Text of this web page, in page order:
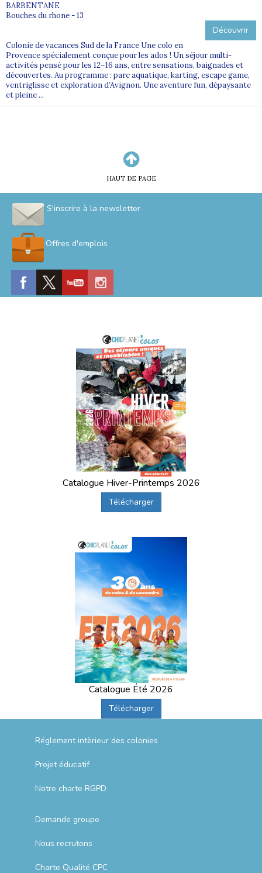
BARBENTANE
Bouches du rhone - 13
Découvrir
Colonie de vacances Sud de la France Une colo en
Provence spécialement conçue pour les ados ! Un séjour multi-
activités pensé pour les 12–16 ans, entre sensations, baignades et
découvertes. Au programme : parc aquatique, karting, escape game,
ventriglisse et exploration d’Avignon. Une aventure fun, dépaysante
et pleine ...
HAUT DE PAGE
S'inscrire à la newsletter
Offres d'emplois
Catalogue Hiver-Printemps 2026
Télécharger
Catalogue Été 2026
Télécharger
Réglement intèrieur des colonies
Projet éducatif
Notre charte RGPD
Demande groupe
Nous recrutons
Charte Qualité CPC